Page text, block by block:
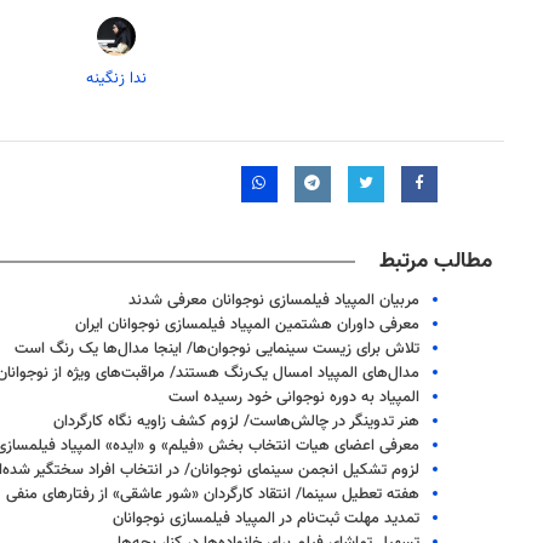
ندا زنگینه
مطالب مرتبط
مربیان المپیاد فیلمسازی نوجوانان معرفی شدند
معرفی داوران هشتمین المپیاد فیلمسازی نوجوانان ایران
تلاش برای زیست سینمایی نوجوان‌ها/ اینجا مدال‌ها یک رنگ است
مدال‌های المپیاد امسال یک‌رنگ هستند/ مراقبت‌های ویژه از
المپیاد به دوره نوجوانی خود رسیده است
هنر تدوینگر در چالش‌هاست/ لزوم کشف زاویه نگاه کارگردان
معرفی اعضای هیات‌ انتخاب بخش «فیلم» و «ایده» المپیاد
لزوم تشکیل انجمن سینمای نوجوانان/ در انتخاب افراد سختگیر
هفته تعطیل سینما/ انتقاد کارگردان «شور عاشقی» از رفتارهای منفی
تمدید مهلت ثبت‌نام در المپیاد فیلمسازی نوجوانان